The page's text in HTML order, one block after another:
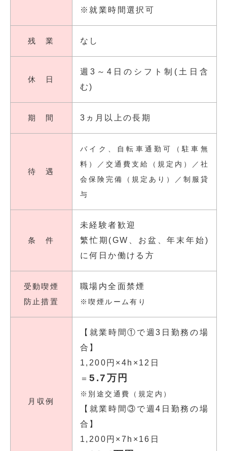
※就業時間選択可
残 業 なし
休 日
週3～4日のシフト制(土日含
む)
期 間 3ヵ月以上の長期
待 遇
バイク、自転車通勤可（駐車無
料）／交通費支給（規定内）／社
会保険完備（規定あり）／制服貸
与
条 件
未経験者歓迎
繁忙期(GW、お盆、年末年始)
に何日か働ける方
受動喫煙
防止措置
職場内全面禁煙
※喫煙ルーム有り
月収例
【就業時間①で週3日勤務の場
合】
1,200円×4h×12日
＝5.7万円
※別途交通費（規定内）
【就業時間③で週4日勤務の場
合】
1,200円×7h×16日